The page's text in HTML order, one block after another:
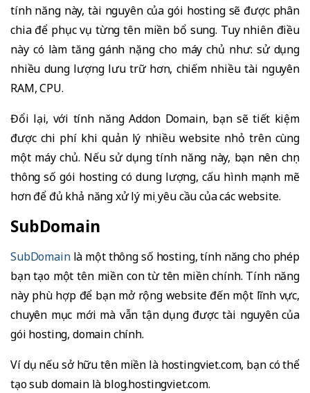
tính năng này, tài nguyên của gói hosting sẽ được phân
chia để phục vụ từng tên miền bổ sung. Tuy nhiên điều
này có làm tăng gánh nặng cho máy chủ như: sử dụng
nhiều dung lượng lưu trữ hơn, chiếm nhiều tài nguyên
RAM, CPU.
Đổi lại, với tính năng Addon Domain, bạn sẽ tiết kiệm
được chi phí khi quản lý nhiều website nhỏ trên cùng
một máy chủ. Nếu sử dụng tính năng này, bạn nên chọn
thông số gói hosting có dung lượng, cấu hình mạnh mẽ
hơn để đủ khả năng xử lý mọi yêu cầu của các website.
SubDomain
SubDomainlà một thông số hosting, tính năng cho phép
bạn tạo một tên miền con từ tên miền chính. Tính năng
này phù hợp để bạn mở rộng website đến một lĩnh vực,
chuyên mục mới mà vẫn tận dụng được tài nguyên của
gói hosting, domain chính.
Ví dụ nếu sở hữu tên miền là hostingviet.com, bạn có thể
tạo sub domain là blog.hostingviet.com.